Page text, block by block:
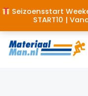
Seizoensstart
START10 |
Ga
naar
de
inhoud